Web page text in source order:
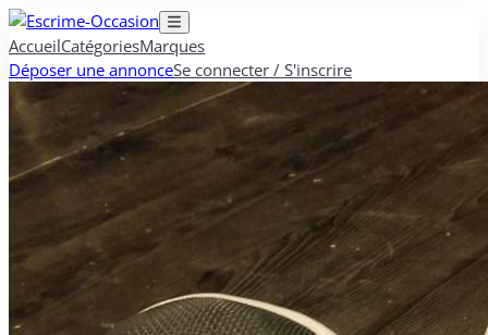
AccueilCatégoriesMarques
Déposer une annonceSe connecter / S'inscrire